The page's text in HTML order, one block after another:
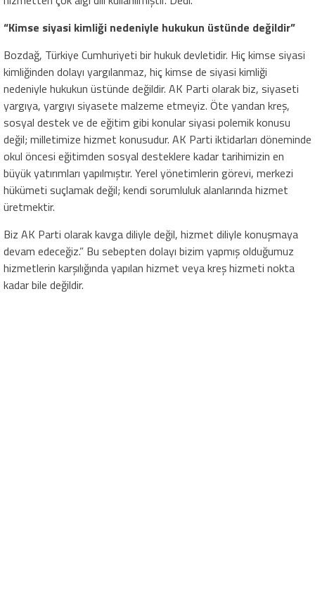
“Kimse siyasi kimliği nedeniyle hukukun üstünde değildir”
Bozdağ, Türkiye Cumhuriyeti bir hukuk devletidir. Hiç kimse siyasi
kimliğinden dolayı yargılanmaz, hiç kimse de siyasi kimliği
nedeniyle hukukun üstünde değildir. AK Parti olarak biz, siyaseti
yargıya, yargıyı siyasete malzeme etmeyiz. Öte yandan kreş,
sosyal destek ve de eğitim gibi konular siyasi polemik konusu
değil; milletimize hizmet konusudur. AK Parti iktidarları döneminde
okul öncesi eğitimden sosyal desteklere kadar tarihimizin en
büyük yatırımları yapılmıştır. Yerel yönetimlerin görevi, merkezi
hükümeti suçlamak değil; kendi sorumluluk alanlarında hizmet
üretmektir.
Biz AK Parti olarak kavga diliyle değil, hizmet diliyle konuşmaya
devam edeceğiz.” Bu sebepten dolayı bizim yapmış olduğumuz
hizmetlerin karşılığında yapılan hizmet veya kreş hizmeti nokta
kadar bile değildir.